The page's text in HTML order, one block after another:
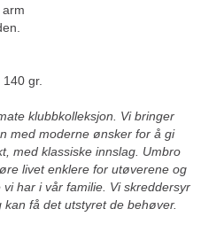
gr.
klubbkolleksjon. Vi bringer
med moderne ønsker for å gi
med klassiske innslag. Umbro
livet enklere for utøverene og
har i vår familie. Vi skreddersyr
få det utstyret de behøver.